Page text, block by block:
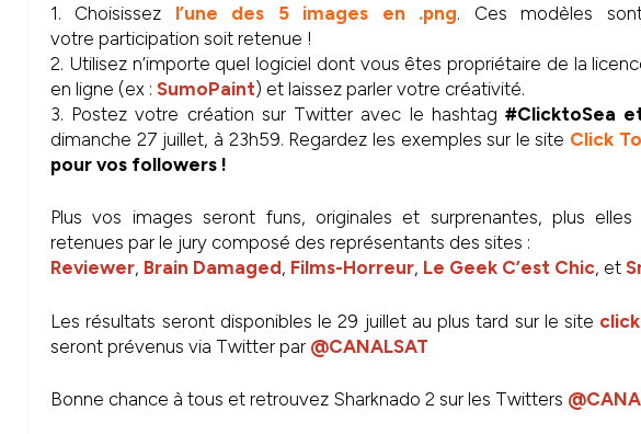
1. Choisissez l’une des 5 images en .png. Ces modèles
votre participation soit retenue !
2. Utilisez n’importe quel logiciel dont vous êtes propriétaire de la
en ligne (ex : SumoPaint) et laissez parler votre créativité.
3. Postez votre création sur Twitter avec le hashtag#ClicktoSea
dimanche 27 juillet, à 23h59. Regardez les exemples sur le site Click
pour vos followers !
Plus vos images seront funs, originales et surprenantes, plus
retenues par le jury composé des représentants des sites :
Reviewer, Brain Damaged, Films-Horreur, Le Geek C’est Chic, et
Les résultats seront disponibles le 29 juillet au plus tard sur le site
seront prévenus via Twitter par @CANALSAT
Bonne chance à tous et retrouvez Sharknado 2 sur les Twitters